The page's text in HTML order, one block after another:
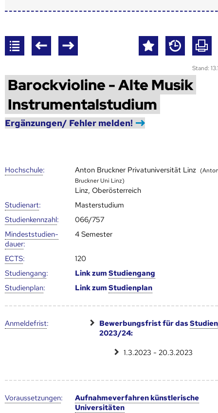
Stand:
Barockvioline - Alte Musik
Instrumentalstudium
Ergänzungen/ Fehler melden!
Hoch­schule: Anton Bruckner Privatuniversität Linz
Bruckner Uni Linz)
Linz, Oberösterreich
Studienart:
Masterstudium
Studien­kenn­zahl:
066/757
Mindest­studien­
dauer:
4 Semester
ECTS:
120
Studien­gang: Link zumStudien­gang
Studien­plan: Link zumStudien­plan
Anmelde­frist: Bewerbungsfrist für das
2023/24:
1.3.2023 - 20.3.2023
Voraus­setzungen:
Aufnahmeverfahren künstlerische
Universitäten